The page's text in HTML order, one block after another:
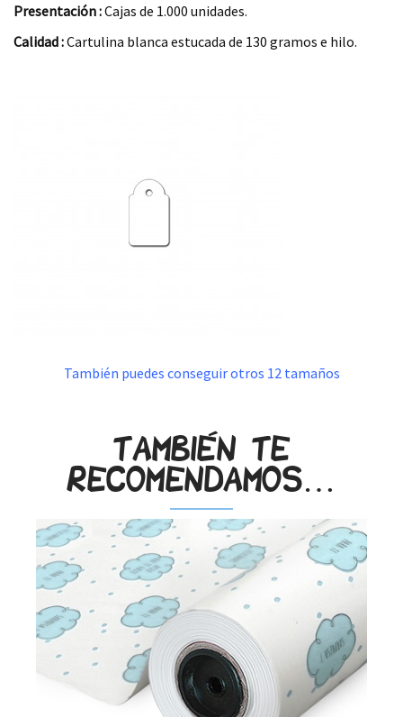
Presentación :Cajas de 1.000 unidades.
Calidad :Cartulina blanca estucada de 130 gramos e hilo.
También puedes conseguir otros 12 tamaños
También te
recomendamos…